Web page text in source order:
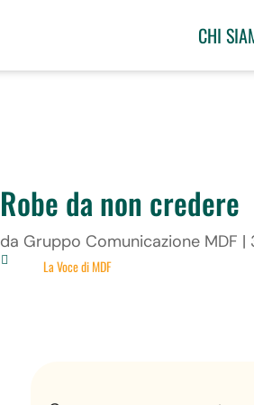
CHI
Robe da non credere
da Gruppo Comunicazione MDF |
 La Voce di MDF